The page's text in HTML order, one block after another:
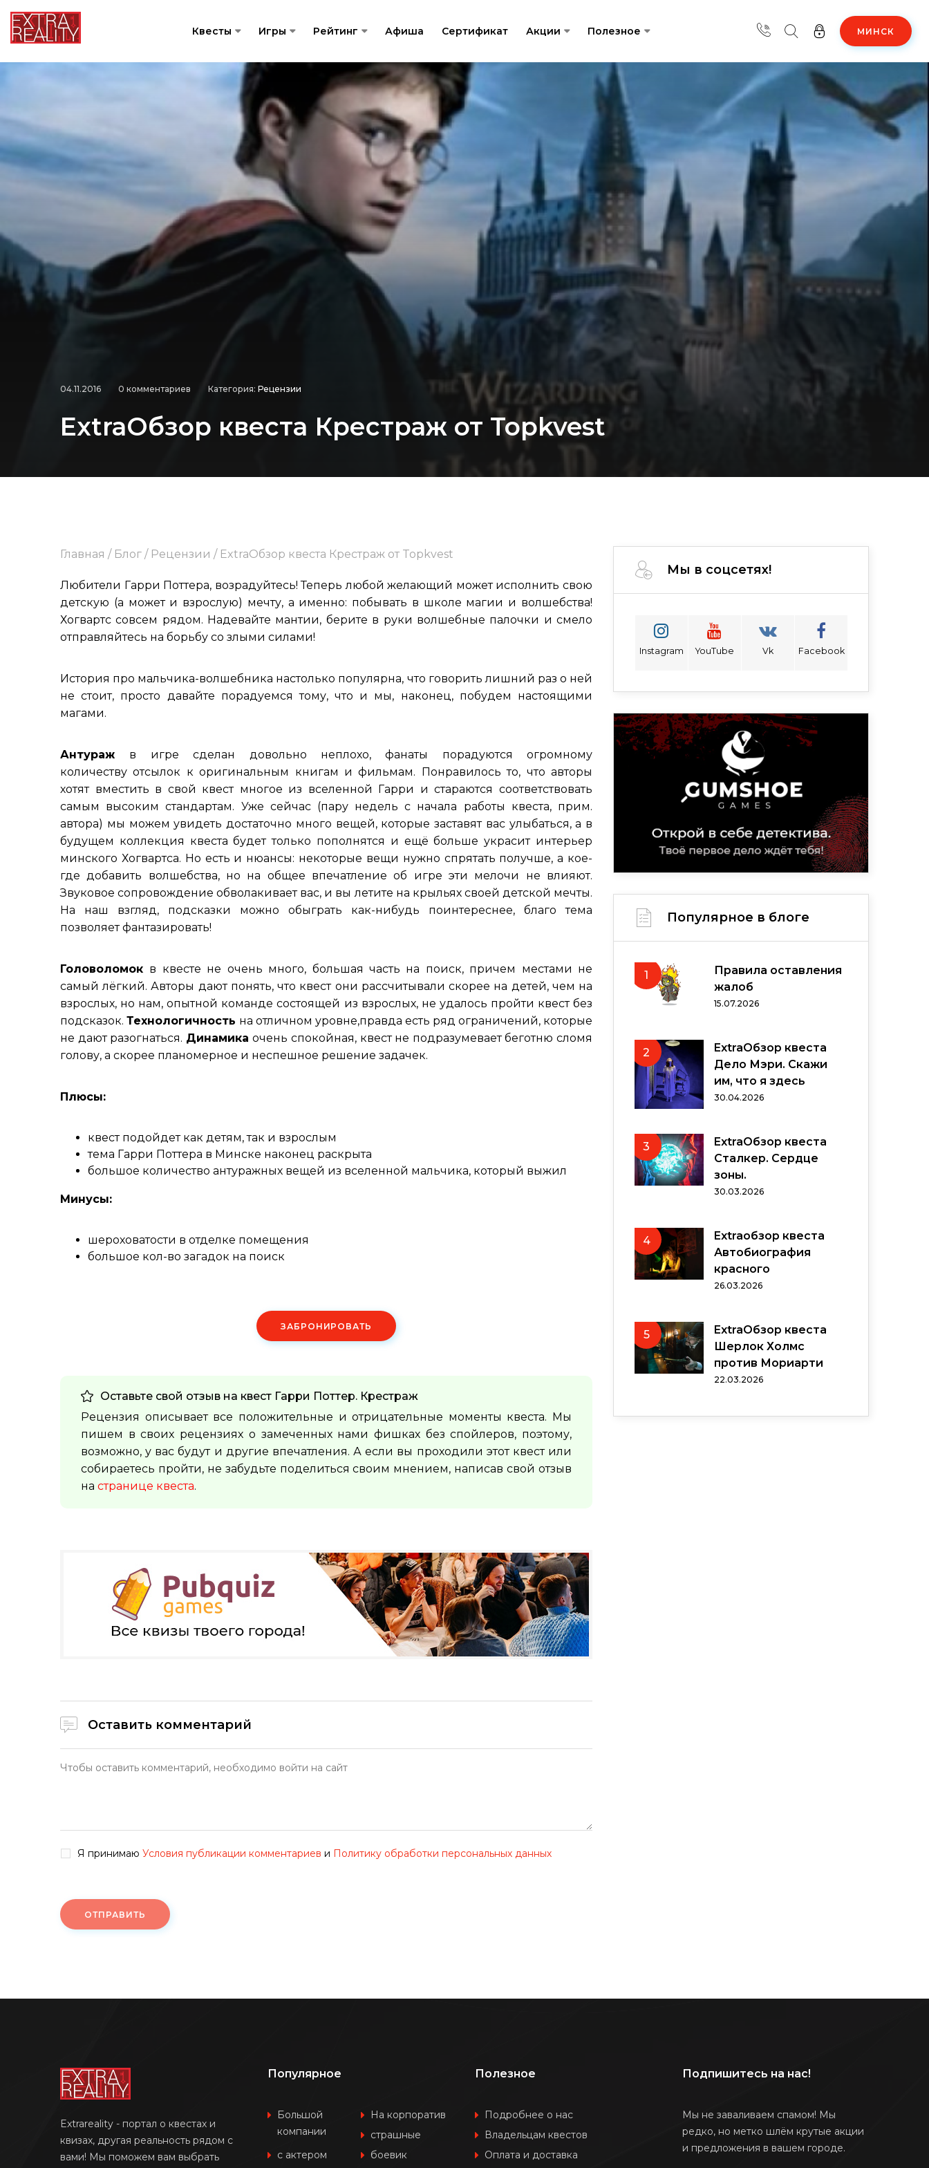
Квесты Игры Рейтинг Афиша Сертификат Акции Полезное МИНСК
04.11.2016 0 комментариев Категория: Рецензии
ExtraОбзор квеста Крестраж от Topkvest
Главная / Блог / Рецензии / ExtraОбзор квеста Крестраж от Topkvest
Любители Гарри Поттера, возрадуйтесь! Теперь любой желающий может исполнить свою
детскую (а может и взрослую) мечту, а именно: побывать в школе магии и волшебства!
Хогвартс совсем рядом. Надевайте мантии, берите в руки волшебные палочки и смело
отправляйтесь на борьбу со злыми силами!
История про мальчика-волшебника настолько популярна, что говорить лишний раз о ней
не стоит, просто давайте порадуемся тому, что и мы, наконец, побудем настоящими
магами.
Антураж в игре сделан довольно неплохо, фанаты порадуются огромному
количеству отсылок к оригинальным книгам и фильмам. Понравилось то, что авторы
хотят вместить в свой квест многое из вселенной Гарри и стараются соответствовать
самым высоким стандартам. Уже сейчас (пару недель с начала работы квеста, прим.
автора) мы можем увидеть достаточно много вещей, которые заставят вас улыбаться, а в
будущем коллекция квеста будет только пополнятся и ещё больше украсит интерьер
минского Хогвартса. Но есть и нюансы: некоторые вещи нужно спрятать получше, а кое-
где добавить волшебства, но на общее впечатление об игре эти мелочи не влияют.
Звуковое сопровождение обволакивает вас, и вы летите на крыльях своей детской мечты.
На наш взгляд, подсказки можно обыграть как-нибудь поинтереснее, благо тема
позволяет фантазировать!
Головоломок в квесте не очень много, большая часть на поиск, причем местами не
самый лёгкий. Авторы дают понять, что квест они рассчитывали скорее на детей, чем на
взрослых, но нам, опытной команде состоящей из взрослых, не удалось пройти квест без
подсказок. Технологичность на отличном уровне,правда есть ряд ограничений, которые
не дают разогнаться. Динамикаочень спокойная, квест не подразумевает беготню сломя
голову, а скорее планомерное и неспешное решение задачек.
Плюсы:
квест подойдет как детям, так и взрослым
тема Гарри Поттера в Минске наконец раскрыта
большое количество антуражных вещей из вселенной мальчика, который выжил
Минусы:
шероховатости в отделке помещения
большое кол-во загадок на поиск
ЗАБРОНИРОВАТЬ
Оставьте свой отзыв на квест Гарри Поттер. Крестраж
Рецензия описывает все положительные и отрицательные моменты квеста. Мы
пишем в своих рецензиях о замеченных нами фишках без спойлеров, поэтому,
возможно, у вас будут и другие впечатления. А если вы проходили этот квест или
собираетесь пройти, не забудьте поделиться своим мнением, написав свой отзыв
на странице квеста.
Оставить комментарий
Я принимаю Условия публикации комментариев и Политику обработки персональных данных
ОТПРАВИТЬ
Мы в соцсетях!
Instagram YouTube Vk Facebook
Популярное в блоге
1
Правила оставления
жалоб
15.07.2026
2
ExtraОбзор квеста
Дело Мэри. Скажи
им, что я здесь
30.04.2026
3
ExtraОбзор квеста
Сталкер. Сердце
зоны.
30.03.2026
4
Extraобзор квеста
Автобиография
красного
26.03.2026
5
ExtraОбзор квеста
Шерлок Холмс
против Мориарти
22.03.2026
Extrareality - портал о квестах и
квизах, другая реальность рядом с
вами! Мы поможем вам выбрать
Популярное
Большой
компании
На корпоратив
страшные
с актером
боевик
Полезное
Подробнее о нас
Владельцам квестов
Оплата и доставка
Подпишитесь на нас!
Мы не заваливаем спамом! Мы
редко, но метко шлём крутые акции
и предложения в вашем городе.